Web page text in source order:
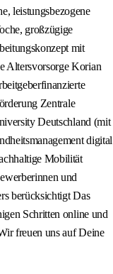
leistungsbezogene
großzügige
mit
Altersvorsorge Korian
Zentrale
Deutschland (mit
digital
Mobilität
und
berücksichtigt Das
Schritten online und
freuen uns auf Deine